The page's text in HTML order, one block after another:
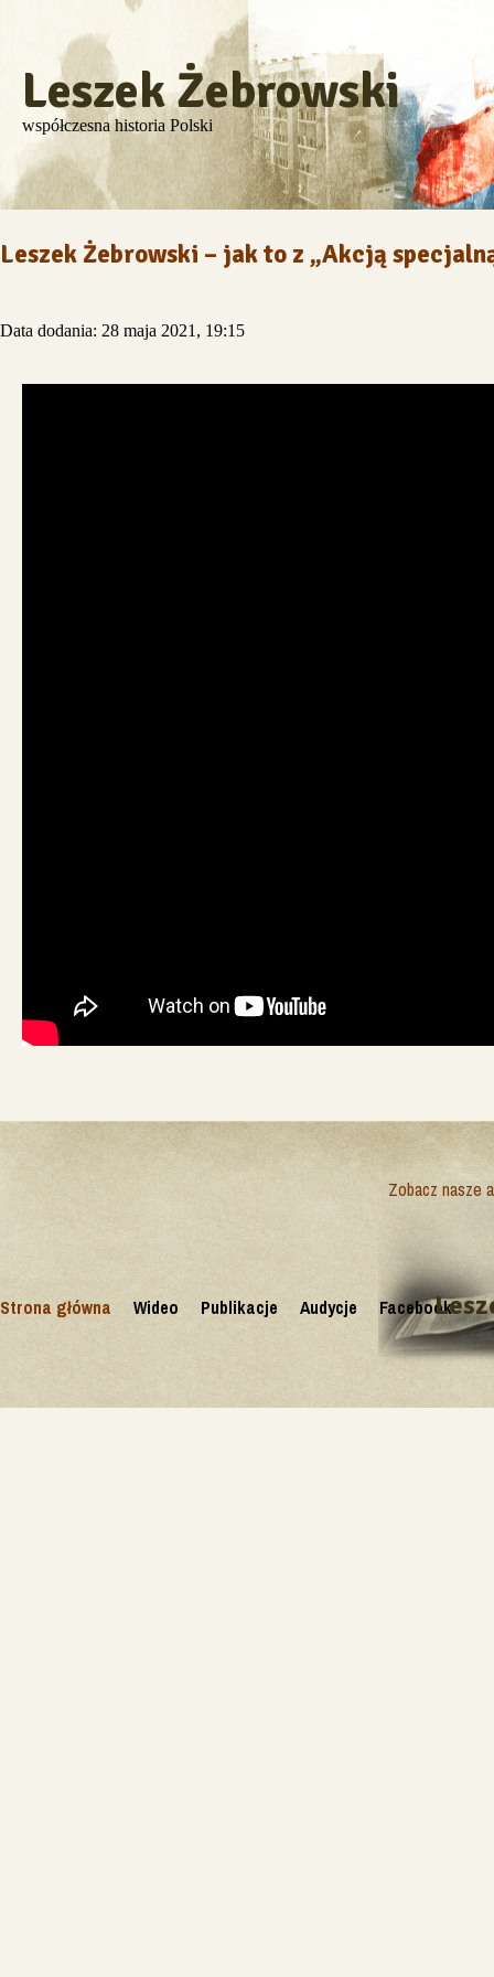
Leszek Żebrowski
współczesna historia Polski
Leszek Żebrowski – jak to z „Akcją
Data dodania: 28 maja 2021, 19:15
Strona główna Wideo Publikacje Audycje Facebook
Zobacz nasze